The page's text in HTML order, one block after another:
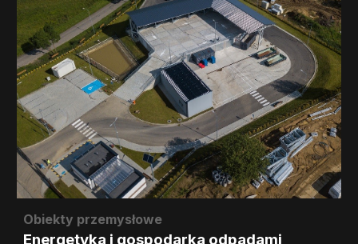
Obiekty przemysłowe
Energetyka i gospodarka odpadami